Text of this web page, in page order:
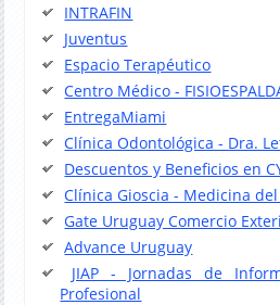
INTRAFIN
Juventus
Espacio Terapéutico
Centro Médico -
EntregaMiami
Clínica Odontológica - Dra.
Descuentos y Beneficios en
Clínica Gioscia - Medicina
Gate Uruguay Comercio
Advance Uruguay
JIAP - Jornadas de
Profesional